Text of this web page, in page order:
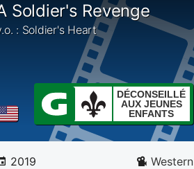
Soldier's Revenge
: Soldier's Heart
DÉCONSEILLÉ
AUX JEUNES
ENFANTS
2019 Western